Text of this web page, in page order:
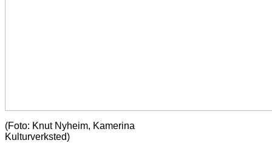
(Foto: Knut Nyheim, Kamerina
Kulturverksted)